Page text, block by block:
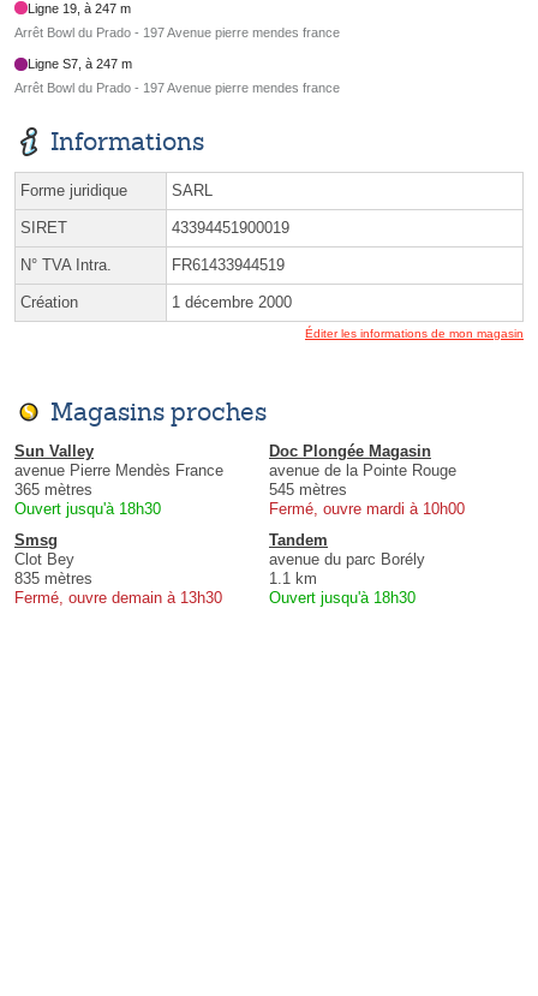
Ligne 19, à 247 m
Arrêt Bowl du Prado - 197 Avenue pierre mendes france
Ligne S7, à 247 m
Arrêt Bowl du Prado - 197 Avenue pierre mendes france
Informations
Forme juridique SARL
SIRET 43394451900019
N° TVA Intra. FR61433944519
Création 1 décembre 2000
Éditer les informations de mon magasin
Magasins proches
Sun Valley
avenue Pierre Mendès France
365 mètres
Ouvert jusqu'à 18h30
Doc Plongée Magasin
avenue de la Pointe Rouge
545 mètres
Fermé, ouvre mardi à 10h00
Smsg
Clot Bey
835 mètres
Fermé, ouvre demain à 13h30
Tandem
avenue du parc Borély
1.1 km
Ouvert jusqu'à 18h30